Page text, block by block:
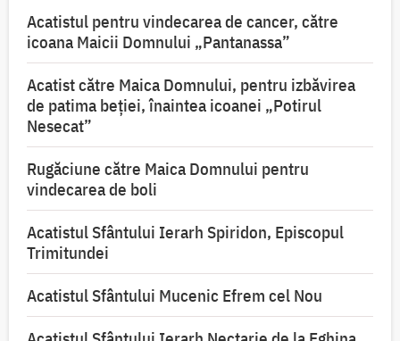
Acatistul pentru vindecarea de cancer, către
icoana Maicii Domnului „Pantanassa”
Acatist către Maica Domnului, pentru izbăvirea
de patima beției, înaintea icoanei „Potirul
Nesecat”
Rugăciune către Maica Domnului pentru
vindecarea de boli
Acatistul Sfântului Ierarh Spiridon, Episcopul
Trimitundei
Acatistul Sfântului Mucenic Efrem cel Nou